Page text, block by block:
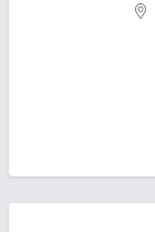
System
Oferujemy